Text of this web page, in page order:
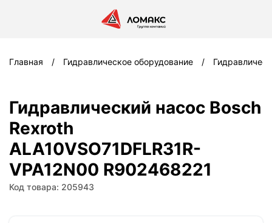
Главная Гидравлическое оборудование
Гидравлический насос Bosch
Rexroth
ALA10VSO71DFLR31R-
VPA12N00 R902468221
Код товара: 205943